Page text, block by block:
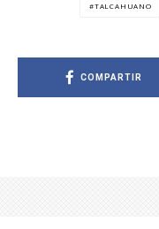
TALCAHUANO
COMPARTIR